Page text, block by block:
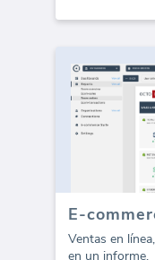
Ventas en
en un informe.